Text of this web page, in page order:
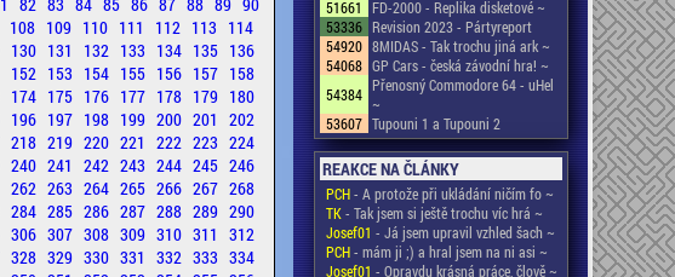
108 109 110 111 112 113 114
130 131 132 133 134 135 136
152 153 154 155 156 157 158
174 175 176 177 178 179 180
196 197 198 199 200 201 202
218 219 220 221 222 223 224
240 241 242 243 244 245 246
262 263 264 265 266 267 268
284 285 286 287 288 289 290
306 307 308 309 310 311 312
328 329 330 331 332 333 334
51661
FD-2000 - Replika disketové ~
53336 Revision 2023 - Pártyreport
54920 8MIDAS - Tak trochu jiná ark ~
54068 GP Cars - česká závodní hra! ~
54384 Přenosný Commodore 64 - uHel
~
53607 Tupouni 1 a Tupouni 2
REAKCE NA ČLÁNKY
PCH- A protože při ukládání ničím fo ~
TK- Tak jsem si ještě trochu víc hrá ~
Josef01 - Já jsem upravil vzhled šach ~
PCH- mám ji ;) a hral jsem na ni asi ~
Josef01 - Opravdu krásná práce, člově ~